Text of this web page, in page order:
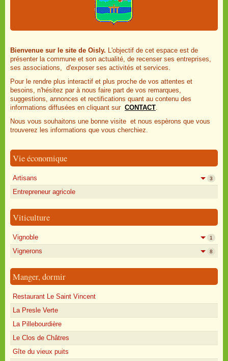
Bienvenue sur le site de Oisly. L'objectif de cet espace est de
présenter la commune et son actualité, de recenser ses entreprises,
ses associations, d'exposer ses activités et services.
Pour le rendre plus interactif et plus proche de vos attentes et
besoins, n'hésitez par à nous faire part de vos remarques,
suggestions, annonces et rectifications quant au contenu des
informations diffusées en cliquant sur CONTACT.
Nous vous souhaitons une bonne visite et nous espèrons que vous
trouverez les informations que vous cherchiez.
Vie économique
Artisans 3
Entrepreneur agricole
Viticulture
Vignoble 1
Vignerons 8
Manger, dormir
Restaurant Le Saint Vincent
La Presle Verte
La Pillebourdière
Le Clos de Châtres
Gîte du vieux puits